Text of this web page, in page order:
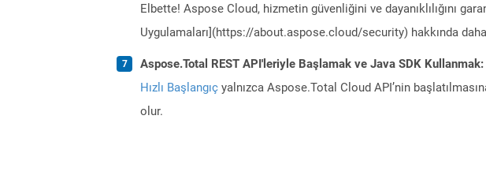
Elbette! Aspose Cloud, hizmetin güvenliğini ve dayanıklılığını
Uygulamaları](https://about.aspose.cloud/security) hakkında
Aspose.Total REST API'leriyle Başlamak ve Java SDK
Hızlı Başlangıç yalnızca Aspose.Total Cloud API’nin
olur.